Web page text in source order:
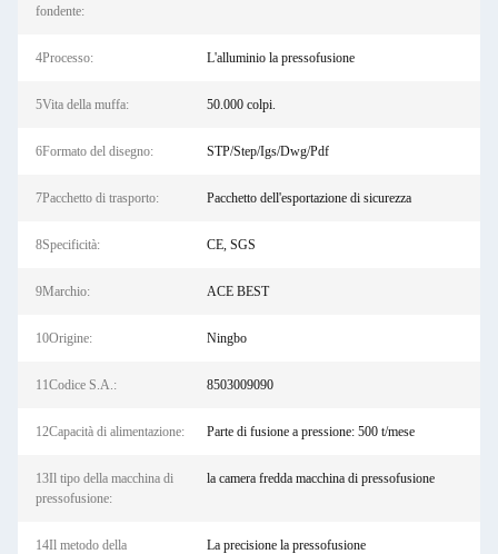
fondente:
4Processo: L'alluminio la pressofusione
5Vita della muffa: 50.000 colpi.
6Formato del disegno: STP/Step/Igs/Dwg/Pdf
7Pacchetto di trasporto: Pacchetto dell'esportazione di sicurezza
8Specificità: CE, SGS
9Marchio: ACE BEST
10Origine: Ningbo
11Codice S.A.: 8503009090
12Capacità di alimentazione: Parte di fusione a pressione: 500 t/mese
13Il tipo della macchina di
pressofusione:
la camera fredda macchina di pressofusione
14Il metodo della
La precisione la pressofusione